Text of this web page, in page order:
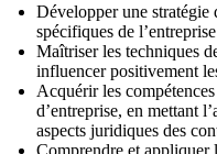
Développer une stratégie
spécifiques de l’entreprise
Maîtriser les techniques
influencer positivement
Acquérir les
d’entreprise, en mettant
aspects juridiques des
Comprendre et appliquer